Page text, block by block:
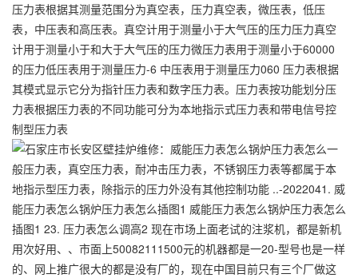
压力表根据其测量范围分为真空表，压力真空表，微压表，低压
表，中压表和高压表。真空计用于测量小于大气压的压力压力真空
计用于测量小于和大于大气压的压力微压力表用于测量小于60000
的压力低压表用于测量压力-6 中压表用于测量压力060 压力表根据
其模式显示它分为指针压力表和数字压力表。压力表按功能划分压
力表根据压力表的不同功能可分为本地指示式压力表和带电信号控
制型压力表
一
般压力表，真空压力表，耐冲击压力表，不锈钢压力表等都属于本
地指示型压力表，除指示的压力外没有其他控制功能 ..-2022041. 威
能压力表怎么锅炉压力表怎么插图1 威能压力表怎么锅炉压力表怎么
插图1 23. 压力表怎么调高2 现在市场上面老试的注浆机，都是新机
用次好用、、市面上50082111500元的机器都是一20-型号也是一样
的、网上推广很大的都是没有厂的，现在中国目前只有三个厂做这